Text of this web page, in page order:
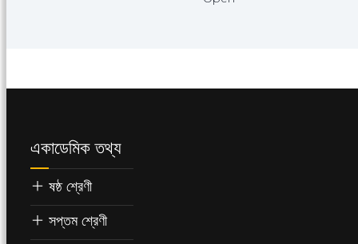
একাডেমিক তথ্য
ষষ্ঠ শ্রেণী
সপ্তম শ্রেণী